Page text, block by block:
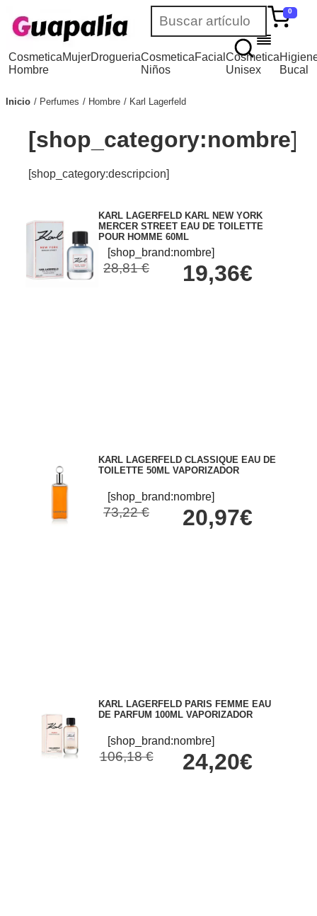
0
Cosmetica
Hombre
MujerDrogueriaCosmetica
Niños
FacialCosmetica
Unisex
Bucal
Inicio Perfumes Hombre Karl Lagerfeld
[shop_category:nombre]
[shop_category:descripcion]
KARL LAGERFELD KARL NEW YORK
MERCER STREET EAU DE TOILETTE
POUR HOMME 60ML
[shop_brand:nombre]
28,81 € 19,36€
KARL LAGERFELD CLASSIQUE EAU DE
TOILETTE 50ML VAPORIZADOR
[shop_brand:nombre]
73,22 € 20,97€
KARL LAGERFELD PARIS FEMME EAU
DE PARFUM 100ML VAPORIZADOR
[shop_brand:nombre]
106,18 € 24,20€